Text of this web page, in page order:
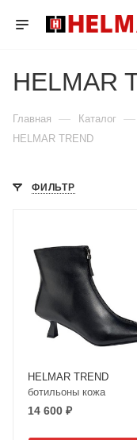
HELMAR
Главная — Каталог —
HELMAR TREND
ФИЛЬТР
HELMAR TREND
ботильоны кожа
14 600 ₽